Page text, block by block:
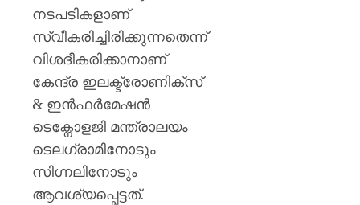
നടപടികളാണ്
സ്വീകരിച്ചിരിക്കുന്നതെന്ന്
വിശദീകരിക്കാനാണ്
കേന്ദ്ര ഇലക്ട്രോണിക്സ്
& ഇൻഫർമേഷൻ
ടെക്നോളജി മന്ത്രാലയം
ടെലഗ്രാമിനോടും
സിഗ്നലിനോടും
ആവശ്യപ്പെട്ടത്.